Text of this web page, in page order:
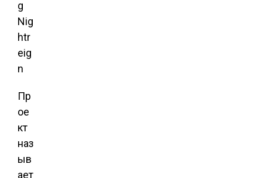
Пр
ое
кт
наз
ыв
ает